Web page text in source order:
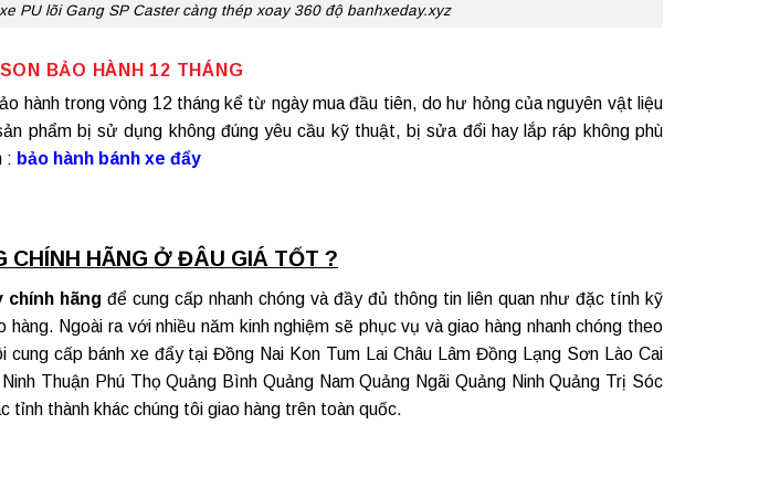
PU lõi Gang SP Caster càng thép xoay 360 độ banhxeday.xyz
BẢO HÀNH 12 THÁNG
hành trong vòng 12 tháng kể từ ngày mua đầu tiên, do hư hỏng của nguyên vật liệu
phẩm bị sử dụng không đúng yêu cầu kỹ thuật, bị sửa đổi hay lắp ráp không phù
: bảo hành bánh xe đẩy
CHÍNH HÃNG Ở ĐÂU GIÁ TỐT ?
chính hãng để cung cấp nhanh chóng và đầy đủ thông tin liên quan như đặc tính kỹ
Ngoài ra với nhiều năm kinh nghiệm sẽ phục vụ và giao hàng nhanh chóng theo
cung cấp bánh xe đẩy tại Đồng Nai Kon Tum Lai Châu Lâm Đồng Lạng Sơn Lào Cai
Thuận Phú Thọ Quảng Bình Quảng Nam Quảng Ngãi Quảng Ninh Quảng Trị Sóc
tỉnh thành khác chúng tôi giao hàng trên toàn quốc.